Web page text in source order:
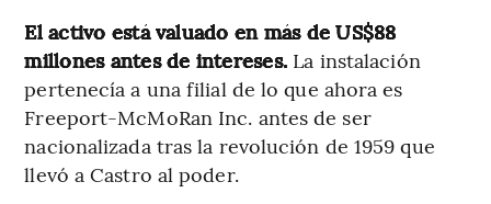
El activo está valuado en más de US$88
millones antes de intereses. La instalación
pertenecía a una filial de lo que ahora es
Freeport-McMoRan Inc. antes de ser
nacionalizada tras la revolución de 1959 que
llevó a Castro al poder.